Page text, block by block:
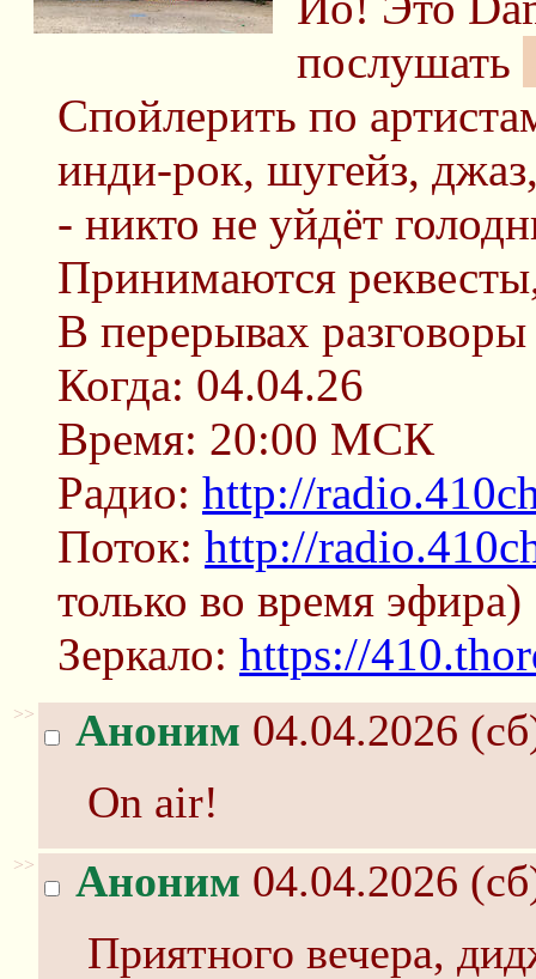
послушать
Спойлерить по
инди-рок, шугейз,
- никто не уйдёт
Принимаются
В перерывах
Когда: 04.04.26
Время: 20:00 МСК
Радио: http://
Поток: http://
только во время эфира)
Зеркало: https://
>> Аноним 04.04.2026
On air!
>> Аноним 04.04.2026
Приятного вечера,